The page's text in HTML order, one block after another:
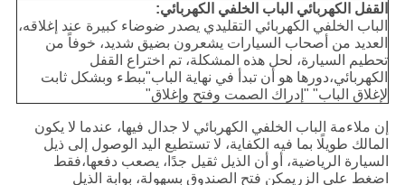
القفل الكهربائي الباب الخلفي الكهربائي:
الباب الخلفي الكهربائي التقليدي يصدر ضوضاء كبيرة عند إغلاقه،
العديد من أصحاب السيارات يشعرون بضيق شديد، خوفاً من
تحطيم السيارة، لحل هذه المشكلة، تم اختراع القفل
الكهربائي،دورها هو أن تبدأ في نهاية الباب"ببطء وبشكل ثابت
لإغلاق الباب" "إدراك الصمت وفتح وإغلاق"
إن ملاءمة الباب الخلفي الكهربائي لا جدال فيها، عندما لا يكون
المالك طويلًا بما فيه الكفاية، لا تستطيع اليد الوصول إلى ذيل
السيارة الرياضية، أو أن الذيل ثقيل جدًا، يصعب دفعها،فقط
اضغط على الزريمكن فتح الصندوق بسهولة، بوابة الذيل